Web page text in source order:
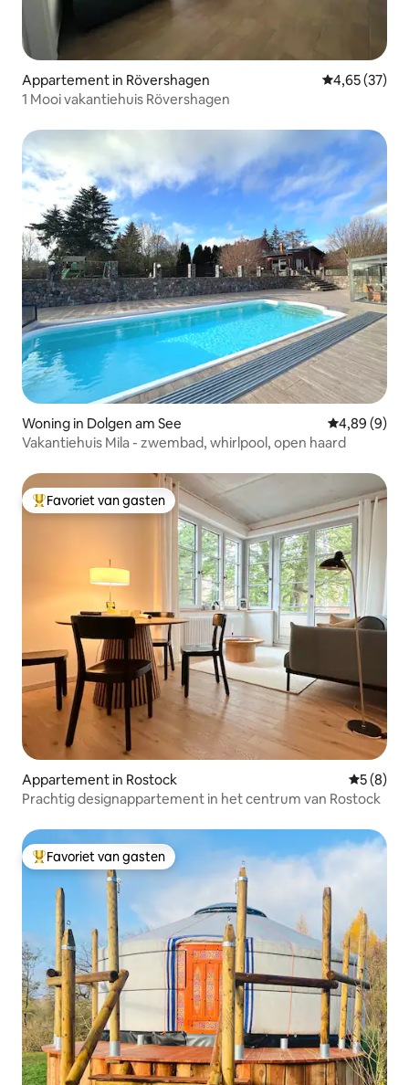
Appartement in Rövershagen Gemiddelde
4,65 (37)
1 Mooi vakantiehuis Rövershagen
Woning in Dolgen am See Gemiddelde
4,89 (9)
Vakantiehuis Mila - zwembad, whirlpool, open haard
Topfavoriet van gasten
Favoriet van gasten
Appartement in Rostock
5 (8)
Prachtig designappartement in het centrum van Rostock
Topfavoriet van gasten
Favoriet van gasten